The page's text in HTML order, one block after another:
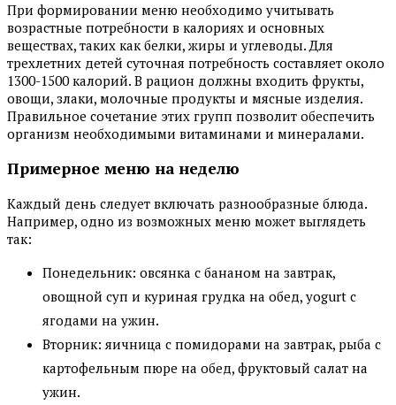
При формировании меню необходимо учитывать
возрастные потребности в калориях и основных
веществах, таких как белки, жиры и углеводы. Для
трехлетних детей суточная потребность составляет около
1300-1500 калорий. В рацион должны входить фрукты,
овощи, злаки, молочные продукты и мясные изделия.
Правильное сочетание этих групп позволит обеспечить
организм необходимыми витаминами и минералами.
Примерное меню на неделю
Каждый день следует включать разнообразные блюда.
Например, одно из возможных меню может выглядеть
так:
Понедельник: овсянка с бананом на завтрак,
овощной суп и куриная грудка на обед, yogurt с
ягодами на ужин.
Вторник: яичница с помидорами на завтрак, рыба с
картофельным пюре на обед, фруктовый салат на
ужин.